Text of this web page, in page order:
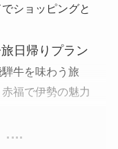
ショッピングと
日帰りプラン
牛を味わう旅
福で伊勢の魅力